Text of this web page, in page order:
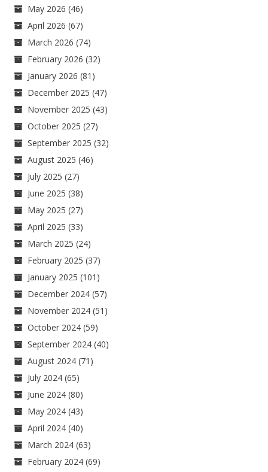
May 2026 (46)
April 2026 (67)
March 2026 (74)
February 2026 (32)
January 2026 (81)
December 2025 (47)
November 2025 (43)
October 2025 (27)
September 2025 (32)
August 2025 (46)
July 2025 (27)
June 2025 (38)
May 2025 (27)
April 2025 (33)
March 2025 (24)
February 2025 (37)
January 2025 (101)
December 2024 (57)
November 2024 (51)
October 2024 (59)
September 2024 (40)
August 2024 (71)
July 2024 (65)
June 2024 (80)
May 2024 (43)
April 2024 (40)
March 2024 (63)
February 2024 (69)